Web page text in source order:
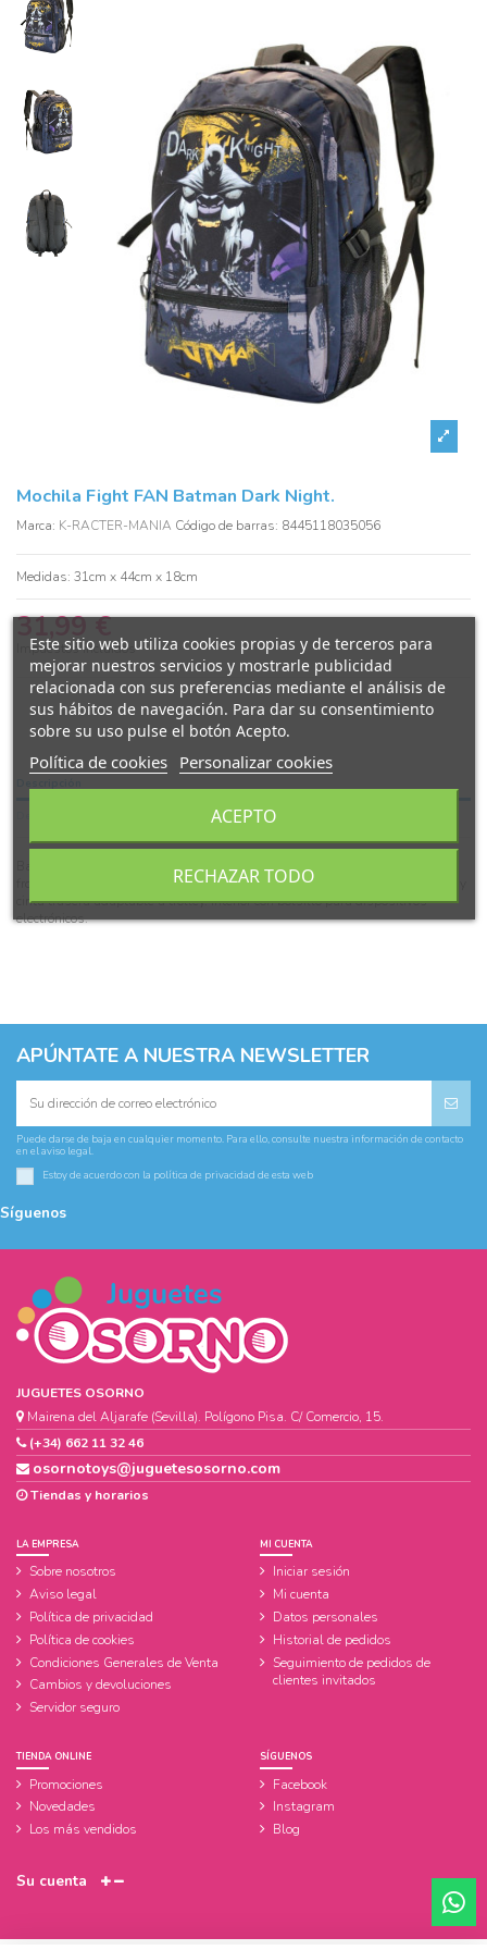
Mochila Fight FAN Batman Dark Night.
Marca: K-RACTER-MANIA Código de barras: 8445118035056
Medidas: 31cm x 44cm x 18cm
31,99 €
Impuestos incluidos
Batman. Mochila urbana ligera con un único compartimento y dos bolsillos
frontales. Correas acolchadas ajustables, dos bolsillos laterales de malla y
cinta trasera adaptable a trolley. Interior con bolsillo para dispositivos
electrónicos.
APÚNTATE A NUESTRA NEWSLETTER
Puede darse de baja en cualquier momento. Para ello, consulte nuestra información de contacto
en el aviso legal.
Estoy de acuerdo con la política de privacidad de esta web
Síguenos
JUGUETES OSORNO
Mairena del Aljarafe (Sevilla). Polígono Pisa. C/ Comercio, 15.
(+34) 662 11 32 46
osornotoys@juguetesosorno.com
Tiendas y horarios
LA EMPRESA
Sobre nosotros
Aviso legal
Política de privacidad
Política de cookies
Condiciones Generales de Venta
Cambios y devoluciones
Servidor seguro
MI CUENTA
Iniciar sesión
Mi cuenta
Datos personales
Historial de pedidos
Seguimiento de pedidos de
clientes invitados
TIENDA ONLINE
Promociones
Novedades
Los más vendidos
SÍGUENOS
Facebook
Instagram
Blog
Su cuenta
Este sitio web utiliza cookies propias y de terceros para
mejorar nuestros servicios y mostrarle publicidad
relacionada con sus preferencias mediante el análisis de
sus hábitos de navegación. Para dar su consentimiento
sobre su uso pulse el botón Acepto.
Política de cookies Personalizar cookies
RECHAZAR TODO
ACEPTO